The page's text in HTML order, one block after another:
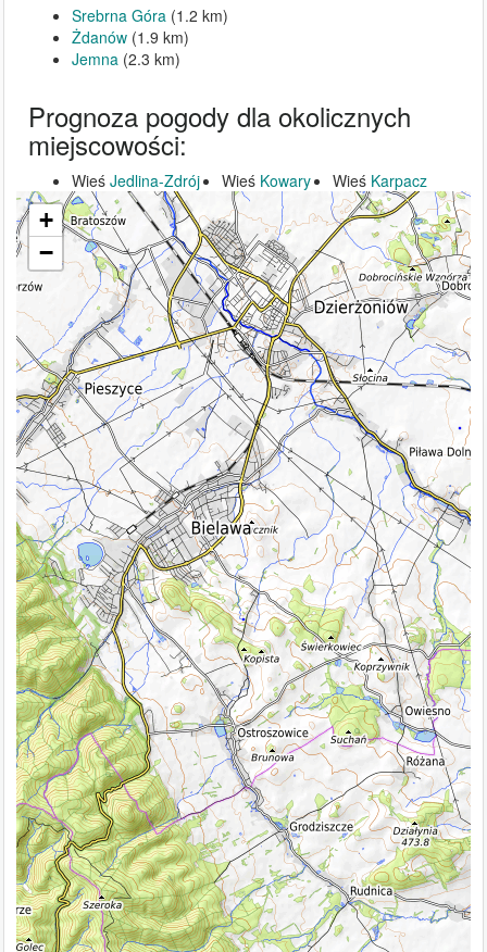
Srebrna Góra (1.2 km)
Żdanów (1.9 km)
Jemna (2.3 km)
Prognoza pogody dla okolicznych
miejscowości:
Wieś Jedlina-Zdrój Wieś Kowary Wieś Karpacz
+
−